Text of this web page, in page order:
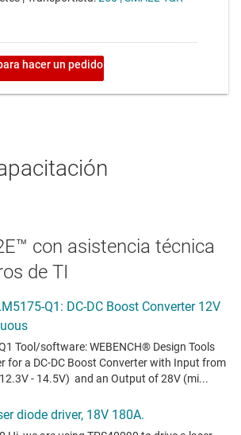
con asistencia técnica
de TI